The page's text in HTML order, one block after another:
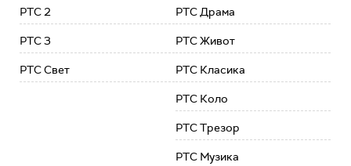
РТС 2
РТС 3
РТС Свет
РТС Драма
РТС Живот
РТС Класика
РТС Коло
РТС Трезор
РТС Музика